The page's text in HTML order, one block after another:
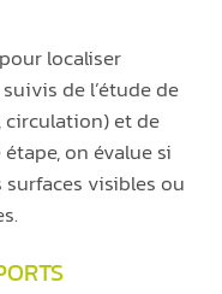
localiser
de l’étude de
circulation) et de
on évalue si
visibles ou